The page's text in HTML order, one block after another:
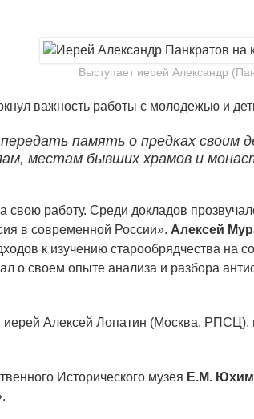
Выступает иерей Александр
важность работы с молодежью и
память о предках своим
местам бывших храмов и
работу. Среди докладов
в современной России». Алексей
к изучению старообрядчества на
о своем опыте анализа и разбора
Алексей Лопатин (Москва, РПСЦ),
Исторического музея Е.М.